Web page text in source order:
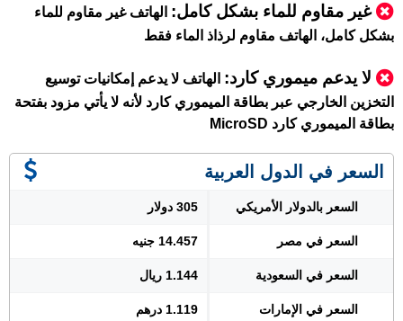
غير مقاوم للماء بشكل كامل: الهاتف غير مقاوم للماء
بشكل كامل، الهاتف مقاوم لرذاذ الماء فقط
لا يدعم ميموري كارد: الهاتف لا يدعم إمكانيات توسيع
التخزين الخارجي عبر بطاقة الميموري كارد لأنه لا يأتي مزود بفتحة
بطاقة الميموري كارد MicroSD
السعر في الدول العربية
السعر بالدولار الأمريكي 305 دولار
السعر في مصر 14.457 جنيه
السعر في السعودية 1.144 ريال
السعر في الإمارات 1.119 درهم